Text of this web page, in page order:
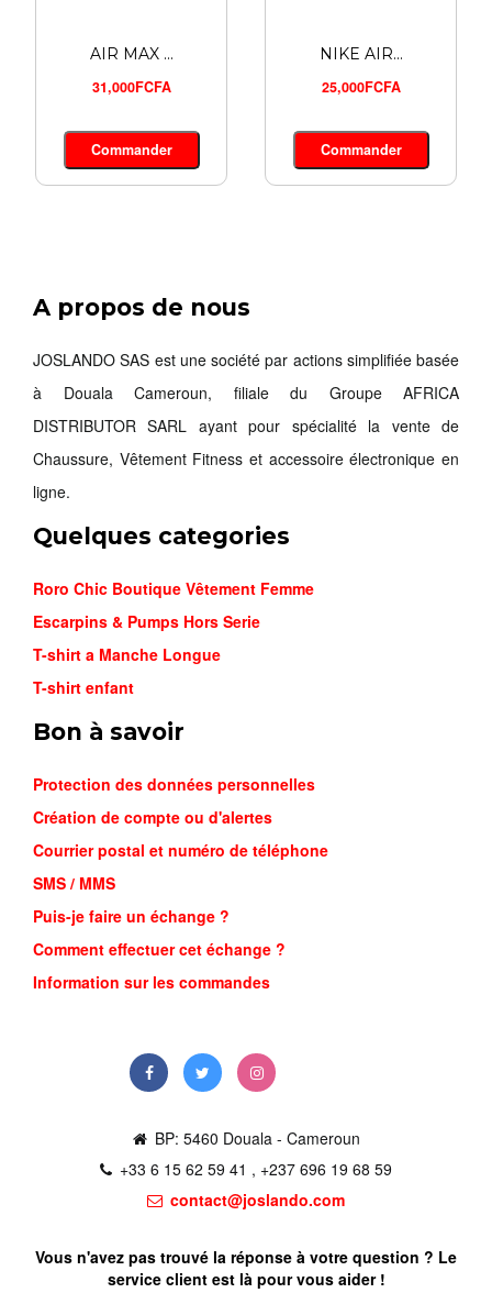
AIR MAX ...
31,000FCFA
Commander
NIKE AIR...
25,000FCFA
Commander
A propos de nous
JOSLANDO SAS est une société par actions simplifiée basée
à Douala Cameroun, filiale du Groupe AFRICA
DISTRIBUTOR SARL ayant pour spécialité la vente de
Chaussure, Vêtement Fitness et accessoire électronique en
ligne.
Quelques categories
Roro Chic Boutique Vêtement Femme
Escarpins & Pumps Hors Serie
T-shirt a Manche Longue
T-shirt enfant
Bon à savoir
Protection des données personnelles
Création de compte ou d'alertes
Courrier postal et numéro de téléphone
SMS / MMS
Puis-je faire un échange ?
Comment effectuer cet échange ?
Information sur les commandes
BP: 5460 Douala - Cameroun
+33 6 15 62 59 41 , +237 696 19 68 59
contact@joslando.com
Vous n'avez pas trouvé la réponse à votre question ? Le
service client est là pour vous aider !